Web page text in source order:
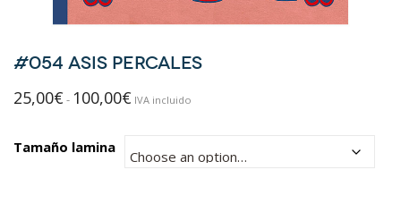
#054 ASIS PERCALES
25,00€ - 100,00€ Rango
desde
IVA incluido
Tamaño lamina